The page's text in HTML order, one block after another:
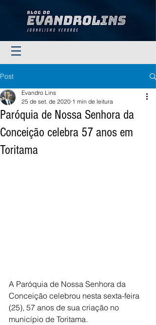
Post
Paróquia de Nossa Senhora da
Conceição celebra 57 anos em
Toritama
Evandro Lins
25 de set. de 2020 1 min de leitura
A Paróquia de Nossa Senhora da
Conceição celebrou nesta sexta-feira
(25), 57 anos de sua criação no
município de Toritama.